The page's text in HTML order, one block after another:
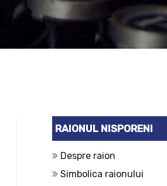
RAIONUL NISPORENI
Despre raion
Simbolica raionului